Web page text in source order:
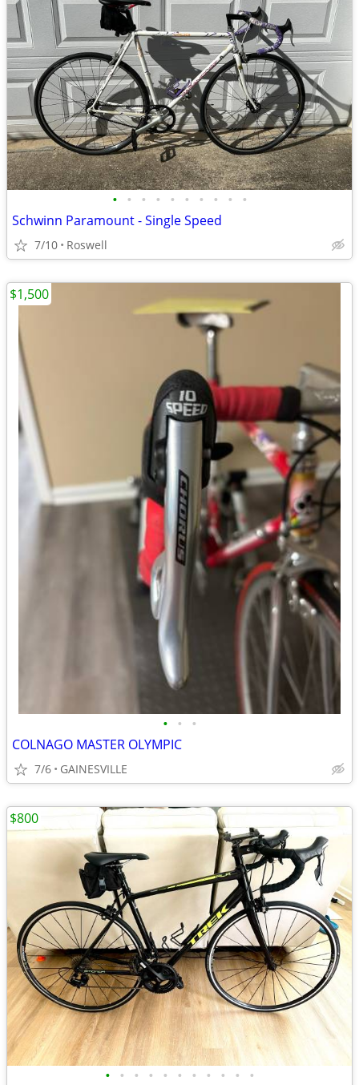
• • • • • • • • • •
Schwinn Paramount - Single Speed
7/10 Roswell
• • •
COLNAGO MASTER OLYMPIC
7/6 GAINESVILLE
$1,500
• • • • • • • • • • •
$800